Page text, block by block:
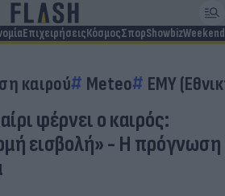
ΕπιχειρήσειςΚόσμοςΣπορShowbizWeekend
καιρού Meteo ΕΜΥ
φέρνει ο καιρός:
εισβολή» - Η πρόγνωση